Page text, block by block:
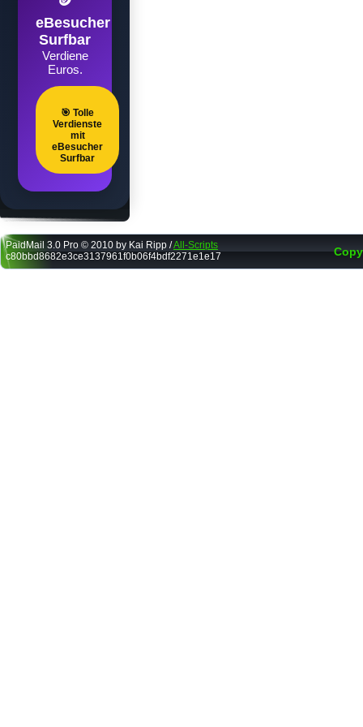
eBesucher
Surfbar
Verdiene
Euros.
🎯 Tolle
Verdienste
mit
eBesucher
Surfbar
PaidMail 3.0 Pro © 2010 by Kai Ripp /All-Scripts
c80bbd8682e3ce3137961f0b06f4bdf2271e1e17